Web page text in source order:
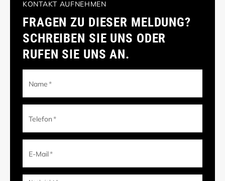
KONTAKT AUFNEHMEN
FRAGEN ZU DIESER MELDUNG?
SCHREIBEN SIE UNS ODER
RUFEN SIE UNS AN.
Name*
Telefon*
E-Mail*